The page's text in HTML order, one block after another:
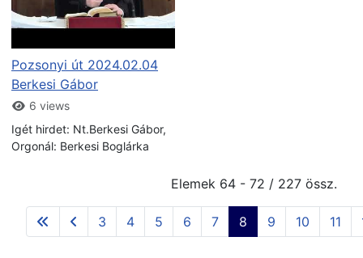
Pozsonyi út 2024.02.04
Berkesi Gábor
6 views
Igét hirdet: Nt.Berkesi Gábor,
Orgonál: Berkesi Boglárka
Elemek 64 - 72 / 227 össz.
3 4 5 6 7 8 9 10 11